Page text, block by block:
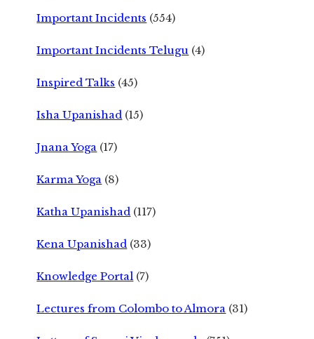
Important Incidents (554)
Important Incidents Telugu (4)
Inspired Talks (45)
Isha Upanishad (15)
Jnana Yoga (17)
Karma Yoga (8)
Katha Upanishad (117)
Kena Upanishad (33)
Knowledge Portal (7)
Lectures from Colombo to Almora (31)